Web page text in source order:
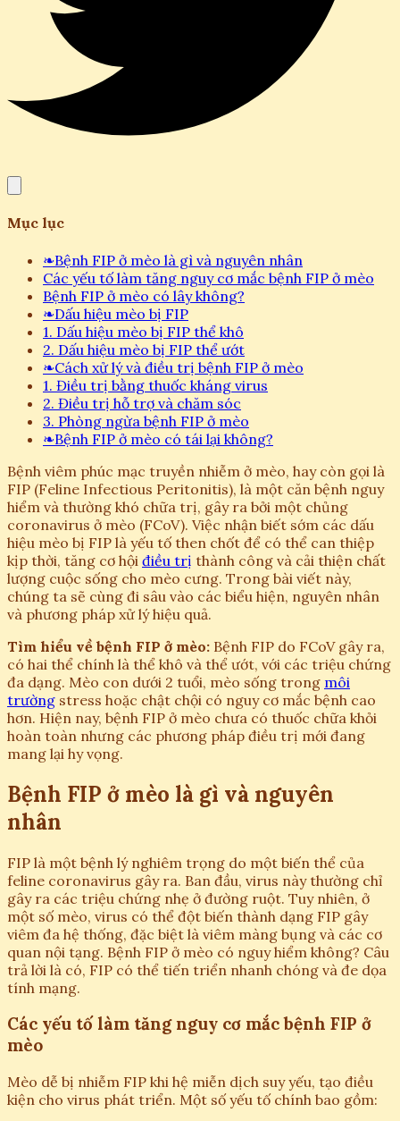
Mục lục
❧Bệnh FIP ở mèo là gì và nguyên nhân
Các yếu tố làm tăng nguy cơ mắc bệnh FIP ở mèo
Bệnh FIP ở mèo có lây không?
❧Dấu hiệu mèo bị FIP
1. Dấu hiệu mèo bị FIP thể khô
2. Dấu hiệu mèo bị FIP thể ướt
❧Cách xử lý và điều trị bệnh FIP ở mèo
1. Điều trị bằng thuốc kháng virus
2. Điều trị hỗ trợ và chăm sóc
3. Phòng ngừa bệnh FIP ở mèo
❧Bệnh FIP ở mèo có tái lại không?
Bệnh viêm phúc mạc truyền nhiễm ở mèo, hay còn gọi là
FIP (Feline Infectious Peritonitis), là một căn bệnh nguy
hiểm và thường khó chữa trị, gây ra bởi một chủng
coronavirus ở mèo (FCoV). Việc nhận biết sớm các dấu
hiệu mèo bị FIP là yếu tố then chốt để có thể can thiệp
kịp thời, tăng cơ hội điều trị thành công và cải thiện chất
lượng cuộc sống cho mèo cưng. Trong bài viết này,
chúng ta sẽ cùng đi sâu vào các biểu hiện, nguyên nhân
và phương pháp xử lý hiệu quả.
Tìm hiểu về bệnh FIP ở mèo: Bệnh FIP do FCoV gây ra,
có hai thể chính là thể khô và thể ướt, với các triệu chứng
đa dạng. Mèo con dưới 2 tuổi, mèo sống trong môi
trường stress hoặc chật chội có nguy cơ mắc bệnh cao
hơn. Hiện nay, bệnh FIP ở mèo chưa có thuốc chữa khỏi
hoàn toàn nhưng các phương pháp điều trị mới đang
mang lại hy vọng.
Bệnh FIP ở mèo là gì và nguyên
nhân
FIP là một bệnh lý nghiêm trọng do một biến thể của
feline coronavirus gây ra. Ban đầu, virus này thường chỉ
gây ra các triệu chứng nhẹ ở đường ruột. Tuy nhiên, ở
một số mèo, virus có thể đột biến thành dạng FIP gây
viêm đa hệ thống, đặc biệt là viêm màng bụng và các cơ
quan nội tạng. Bệnh FIP ở mèo có nguy hiểm không? Câu
trả lời là có, FIP có thể tiến triển nhanh chóng và đe dọa
tính mạng.
Các yếu tố làm tăng nguy cơ mắc bệnh FIP ở
mèo
Mèo dễ bị nhiễm FIP khi hệ miễn dịch suy yếu, tạo điều
kiện cho virus phát triển. Một số yếu tố chính bao gồm: